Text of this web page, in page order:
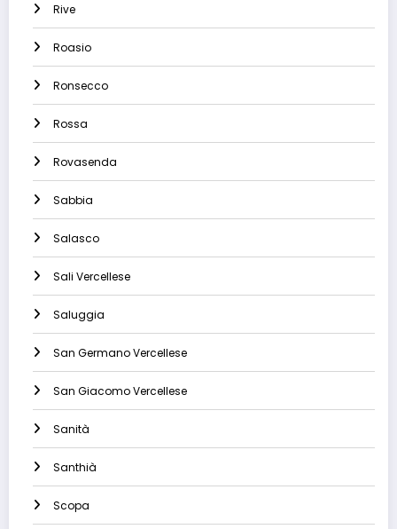
Rive
Roasio
Ronsecco
Rossa
Rovasenda
Sabbia
Salasco
Sali Vercellese
Saluggia
San Germano Vercellese
San Giacomo Vercellese
Sanità
Santhià
Scopa